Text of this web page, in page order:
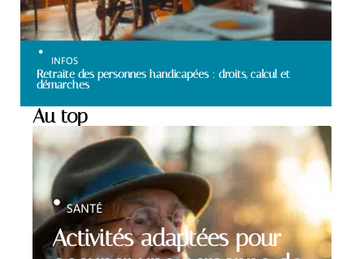
INFOS
Retraite des personnes handicapées : droits, calcul et
démarches
Au top
Activités adaptées pour
SANTÉ